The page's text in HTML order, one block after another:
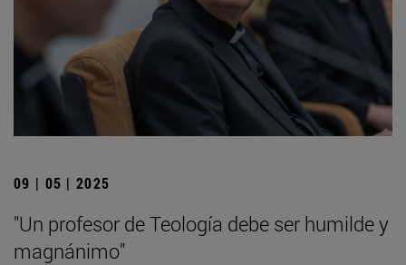
09 | 05 | 2025
"Un profesor de Teología debe ser humilde y
magnánimo"